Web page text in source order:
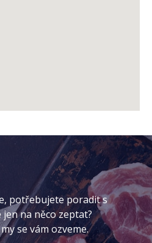
potřebujete poradit s
na něco zeptat?
se vám ozveme.